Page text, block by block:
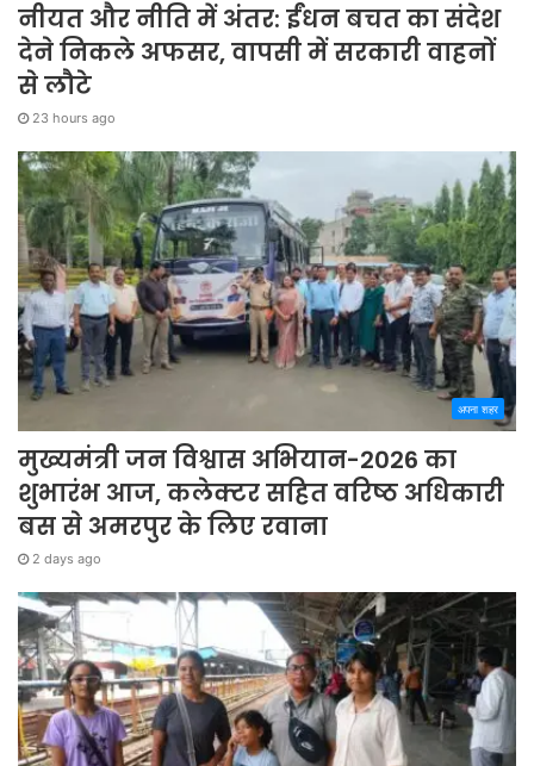
नीयत और नीति में अंतर: ईंधन बचत का संदेश
देने निकले अफसर, वापसी में सरकारी वाहनों
से लौटे
23 hours ago
अपना शहर
मुख्यमंत्री जन विश्वास अभियान-2026 का
शुभारंभ आज, कलेक्टर सहित वरिष्ठ अधिकारी
बस से अमरपुर के लिए रवाना
2 days ago